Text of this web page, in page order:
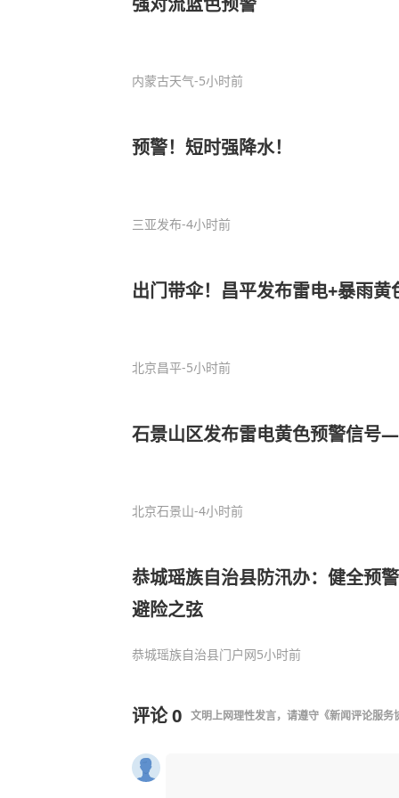
内蒙古天气-5小时前
预警！短时强降水！
三亚发布-4小时前
出门带伞！昌平发布雷电+暴雨黄
北京昌平-5小时前
石景山区发布雷电黄色预警信
北京石景山-4小时前
恭城瑶族自治县防汛办：健全预
避险之弦
恭城瑶族自治县门户网5小时前
评论0 文明上网理性发言，请遵守 《新闻评论服务